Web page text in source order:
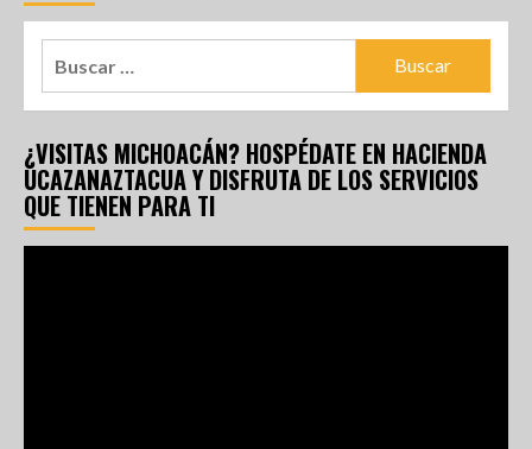
¿VISITAS MICHOACÁN? HOSPÉDATE EN HACIENDA
UCAZANAZTACUA Y DISFRUTA DE LOS SERVICIOS
QUE TIENEN PARA TI